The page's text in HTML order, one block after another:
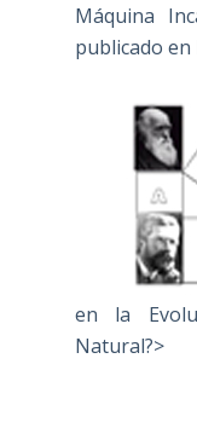
Máquina
publicado en
en la
Natural?>